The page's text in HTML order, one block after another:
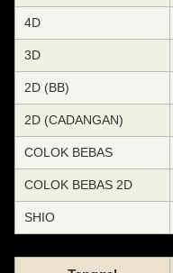
4D
3D
2D (BB)
2D (CADANGAN)
COLOK BEBAS
COLOK BEBAS 2D
SHIO